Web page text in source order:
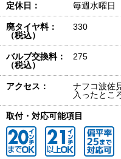
定休日： 毎週水曜日
廃タイヤ料：
（税込）
330
バルブ交換料：
（税込）
275
アクセス：
ナフコ波佐
入ったとこ
取付・対応可能項目